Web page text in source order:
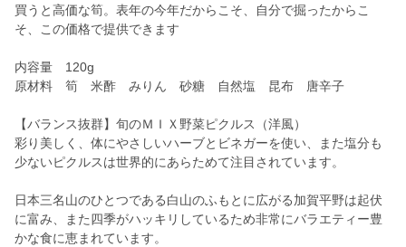
買うと高価な筍。表年の今年だからこそ、自分で掘ったからこ
そ、この価格で提供できます
内容量 120g
原材料 筍 米酢 みりん 砂糖 自然塩 昆布 唐辛子
【バランス抜群】旬のＭＩＸ野菜ピクルス（洋風）
彩り美しく、体にやさしいハーブとビネガーを使い、また塩分も
少ないピクルスは世界的にあらためて注目されています。
日本三名山のひとつである白山のふもとに広がる加賀平野は起伏
に富み、また四季がハッキリしているため非常にバラエティー豊
かな食に恵まれています。